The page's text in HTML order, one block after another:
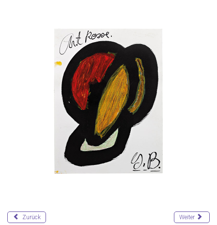
Zurück Weiter